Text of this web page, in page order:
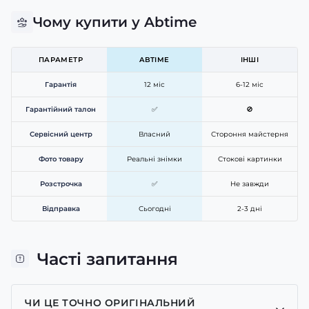
Чому купити у Abtime
ПАРАМЕТР ABTIME ІНШІ
Гарантія 12 міс 6-12 міс
Гарантійний талон ✅ 🚫
Сервісний центр Власний Стороння майстерня
Фото товару Реальні знімки Стокові картинки
Розстрочка ✅ Не завжди
Відправка Сьогодні 2-3 дні
Часті запитання
ЧИ ЦЕ ТОЧНО ОРИГІНАЛЬНИЙ